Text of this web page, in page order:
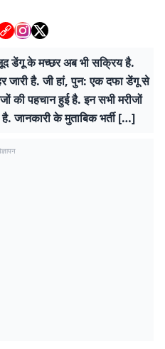
डेंगू के मच्छर अब भी सक्रिय है.
जारी है. जी हां, पुन: एक दफा डेंगू से
की पहचान हुई है. इन सभी मरीजों
जानकारी के मुताबिक भर्ती […]